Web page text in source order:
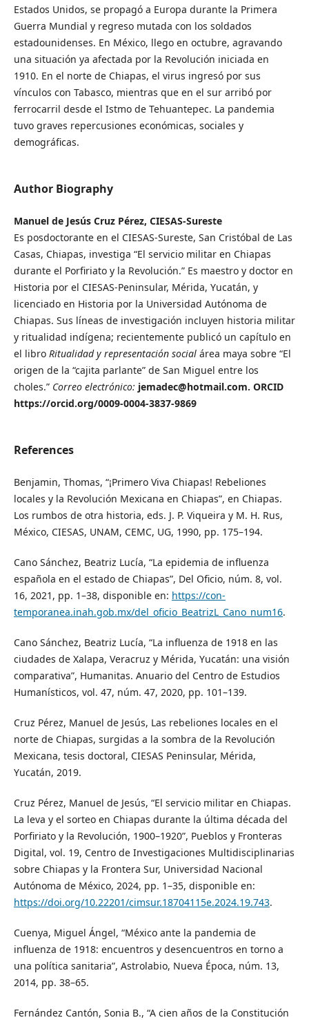
Estados Unidos, se propagó a Europa durante la Primera
Guerra Mundial y regreso mutada con los soldados
estadounidenses. En México, llego en octubre, agravando
una situación ya afectada por la Revolución iniciada en
1910. En el norte de Chiapas, el virus ingresó por sus
vínculos con Tabasco, mientras que en el sur arribó por
ferrocarril desde el Istmo de Tehuantepec. La pandemia
tuvo graves repercusiones económicas, sociales y
demográficas.
Author Biography
Manuel de Jesús Cruz Pérez, CIESAS-Sureste
Es posdoctorante en el CIESAS-Sureste, San Cristóbal de Las
Casas, Chiapas, investiga “El servicio militar en Chiapas
durante el Porfiriato y la Revolución.” Es maestro y doctor en
Historia por el CIESAS-Peninsular, Mérida, Yucatán, y
licenciado en Historia por la Universidad Autónoma de
Chiapas. Sus líneas de investigación incluyen historia militar
y ritualidad indígena; recientemente publicó un capítulo en
el libro Ritualidad y representación socialárea maya sobre “El
origen de la “cajita parlante” de San Miguel entre los
choles.” Correo electrónico: jemadec@hotmail.com. ORCID
https://orcid.org/0009-0004-3837-9869
References
Benjamin, Thomas, “¡Primero Viva Chiapas! Rebeliones
locales y la Revolución Mexicana en Chiapas”, en Chiapas.
Los rumbos de otra historia, eds. J. P. Viqueira y M. H. Rus,
México, CIESAS, UNAM, CEMC, UG, 1990, pp. 175–194.
Cano Sánchez, Beatriz Lucía, “La epidemia de influenza
española en el estado de Chiapas”, Del Oficio, núm. 8, vol.
16, 2021, pp. 1–38, disponible en: https://con-
temporanea.inah.gob.mx/del_oficio_BeatrizL_Cano_num16.
Cano Sánchez, Beatriz Lucía, “La influenza de 1918 en las
ciudades de Xalapa, Veracruz y Mérida, Yucatán: una visión
comparativa”, Humanitas. Anuario del Centro de Estudios
Humanísticos, vol. 47, núm. 47, 2020, pp. 101–139.
Cruz Pérez, Manuel de Jesús, Las rebeliones locales en el
norte de Chiapas, surgidas a la sombra de la Revolución
Mexicana, tesis doctoral, CIESAS Peninsular, Mérida,
Yucatán, 2019.
Cruz Pérez, Manuel de Jesús, “El servicio militar en Chiapas.
La leva y el sorteo en Chiapas durante la última década del
Porfiriato y la Revolución, 1900–1920”, Pueblos y Fronteras
Digital, vol. 19, Centro de Investigaciones Multidisciplinarias
sobre Chiapas y la Frontera Sur, Universidad Nacional
Autónoma de México, 2024, pp. 1–35, disponible en:
https://doi.org/10.22201/cimsur.18704115e.2024.19.743.
Cuenya, Miguel Ángel, “México ante la pandemia de
influenza de 1918: encuentros y desencuentros en torno a
una política sanitaria”, Astrolabio, Nueva Época, núm. 13,
2014, pp. 38–65.
Fernández Cantón, Sonia B., “A cien años de la Constitución